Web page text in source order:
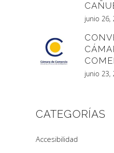
junio 26,
junio 23,
CATEGORÍAS
Accesibilidad